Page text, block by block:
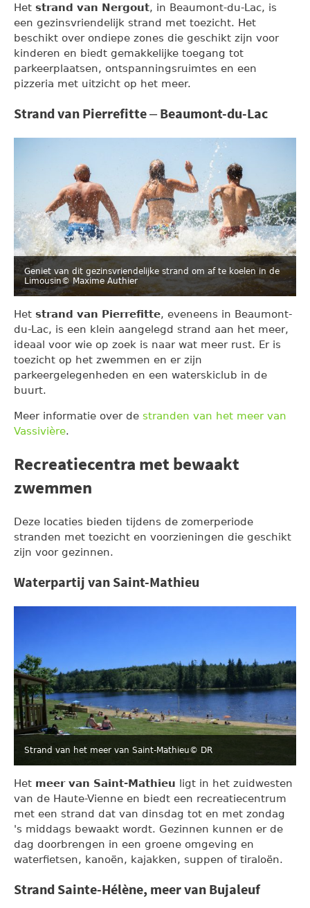
Het strand van Nergout, in Beaumont-du-Lac, is
een gezinsvriendelijk strand met toezicht. Het
beschikt over ondiepe zones die geschikt zijn voor
kinderen en biedt gemakkelijke toegang tot
parkeerplaatsen, ontspanningsruimtes en een
pizzeria met uitzicht op het meer.
Strand van Pierrefitte – Beaumont-du-Lac
Geniet van dit gezinsvriendelijke strand om af te koelen in de
Limousin© Maxime Authier
Het strand van Pierrefitte, eveneens in Beaumont-
du-Lac, is een klein aangelegd strand aan het meer,
ideaal voor wie op zoek is naar wat meer rust. Er is
toezicht op het zwemmen en er zijn
parkeergelegenheden en een waterskiclub in de
buurt.
Meer informatie over de stranden van het meer van
Vassivière.
Recreatiecentra met bewaakt
zwemmen
Deze locaties bieden tijdens de zomerperiode
stranden met toezicht en voorzieningen die geschikt
zijn voor gezinnen.
Waterpartij van Saint-Mathieu
Strand van het meer van Saint-Mathieu© DR
Het meer van Saint-Mathieu ligt in het zuidwesten
van de Haute-Vienne en biedt een recreatiecentrum
met een strand dat van dinsdag tot en met zondag
's middags bewaakt wordt. Gezinnen kunnen er de
dag doorbrengen in een groene omgeving en
waterfietsen, kanoën, kajakken, suppen of tiraloën.
Strand Sainte-Hélène, meer van Bujaleuf